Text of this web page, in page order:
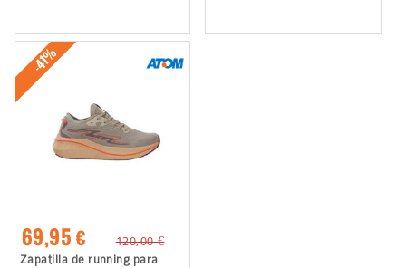
-41%
69,95 €
120,00 €
Zapatilla de running para